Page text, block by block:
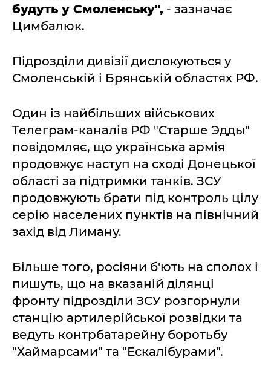
будуть у Смоленську", - зазначає
Цимбалюк.
Підрозділи дивізії дислокуються у
Смоленській і Брянській областях РФ.
Один із найбільших військових
Телеграм-каналів РФ "Старше Эдды"
повідомляє, що українська армія
продовжує наступ на сході Донецької
області за підтримки танків. ЗСУ
продовжують брати під контроль цілу
серію населених пунктів на північний
захід від Лиману.
Більше того, росіяни б'ють на сполох і
пишуть, що на вказаній ділянці
фронту підрозділи ЗСУ розгорнули
станцію артилерійської розвідки та
ведуть контрбатарейну боротьбу
"Хаймарсами" та "Ескалібурами".